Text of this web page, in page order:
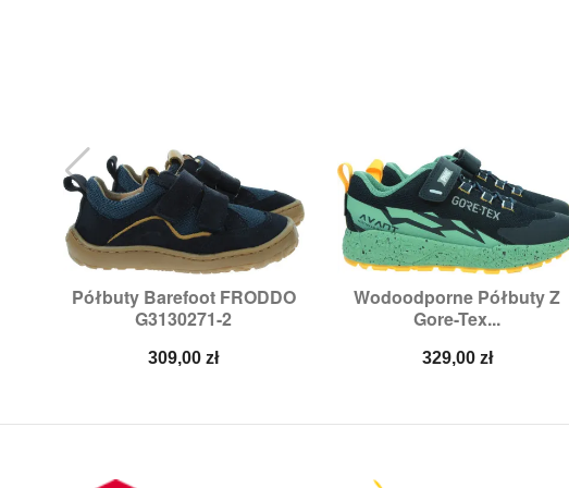
Półbuty Barefoot FRODDO
G3130271-2
Cena
309,00 zł
Szybki podgląd
Rozmiary:24
Wodoodporne Półbuty Z
Gore-Tex...
Cena
329,00 zł
Szybki podgląd
Rozmiary:30,31,34,